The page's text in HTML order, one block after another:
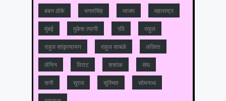
बबन ठोके भगतसिंह भाजप महाराष्‍ट्र
मुंबई मुकेश त्‍यागी रवि राहुल
राहुल सांकृत्यायन राहुल साबळे ललिता
लेनिन विराट शशांक संघ
सनी सुरज सुस्मित सोमनाथ